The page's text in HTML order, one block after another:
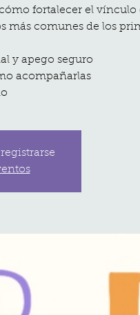
fortalecer el vínculo
más comunes de los
y apego seguro
acompañarlas